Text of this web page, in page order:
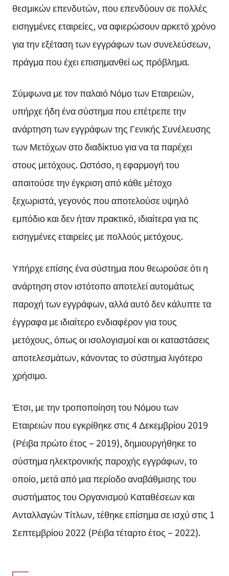
θεσμικών επενδυτών, που επενδύουν σε πολλές
εισηγμένες εταιρείες, να αφιερώσουν αρκετό χρόνο
για την εξέταση των εγγράφων των συνελεύσεων,
πράγμα που έχει επισημανθεί ως πρόβλημα.
Σύμφωνα με τον παλαιό Νόμο των Εταιρειών,
υπήρχε ήδη ένα σύστημα που επέτρεπε την
ανάρτηση των εγγράφων της Γενικής Συνέλευσης
των Μετόχων στο διαδίκτυο για να τα παρέχει
στους μετόχους. Ωστόσο, η εφαρμογή του
απαιτούσε την έγκριση από κάθε μέτοχο
ξεχωριστά, γεγονός που αποτελούσε υψηλό
εμπόδιο και δεν ήταν πρακτικό, ιδιαίτερα για τις
εισηγμένες εταιρείες με πολλούς μετόχους.
Υπήρχε επίσης ένα σύστημα που θεωρούσε ότι η
ανάρτηση στον ιστότοπο αποτελεί αυτομάτως
παροχή των εγγράφων, αλλά αυτό δεν κάλυπτε τα
έγγραφα με ιδιαίτερο ενδιαφέρον για τους
μετόχους, όπως οι ισολογισμοί και οι καταστάσεις
αποτελεσμάτων, κάνοντας το σύστημα λιγότερο
χρήσιμο.
Έτσι, με την τροποποίηση του Νόμου των
Εταιρειών που εγκρίθηκε στις 4 Δεκεμβρίου 2019
(Ρέιβα πρώτο έτος – 2019), δημιουργήθηκε το
σύστημα ηλεκτρονικής παροχής εγγράφων, το
οποίο, μετά από μια περίοδο αναβάθμισης του
συστήματος του Οργανισμού Καταθέσεων και
Ανταλλαγών Τίτλων, τέθηκε επίσημα σε ισχύ στις 1
Σεπτεμβρίου 2022 (Ρέιβα τέταρτο έτος – 2022).